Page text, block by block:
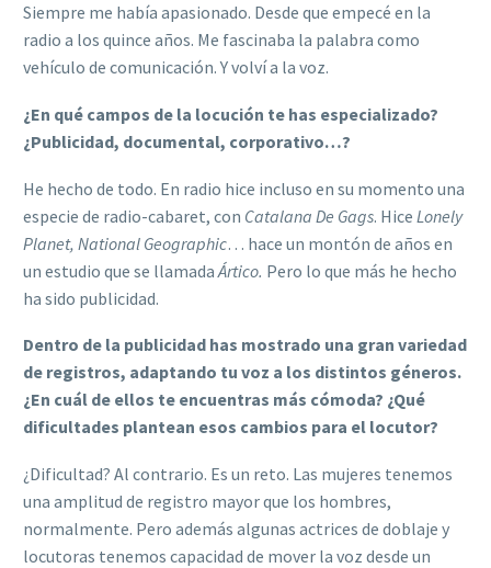
Siempre me había apasionado. Desde que empecé en la
radio a los quince años. Me fascinaba la palabra como
vehículo de comunicación. Y volví a la voz.
¿En qué campos de la locución te has especializado?
¿Publicidad, documental, corporativo…?
He hecho de todo. En radio hice incluso en su momento una
especie de radio-cabaret, con Catalana De Gags. Hice Lonely
Planet, National Geographic… hace un montón de años en
un estudio que se llamada Ártico. Pero lo que más he hecho
ha sido publicidad.
Dentro de la publicidad has mostrado una gran variedad
de registros, adaptando tu voz a los distintos géneros.
¿En cuál de ellos te encuentras más cómoda? ¿Qué
dificultades plantean esos cambios para el locutor?
¿Dificultad? Al contrario. Es un reto. Las mujeres tenemos
una amplitud de registro mayor que los hombres,
normalmente. Pero además algunas actrices de doblaje y
locutoras tenemos capacidad de mover la voz desde un